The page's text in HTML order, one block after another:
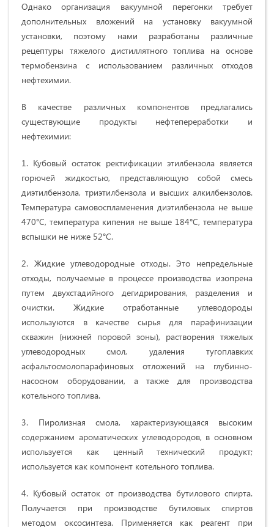
Однако организация вакуумной перегонки требует
дополнительных вложений на установку вакуумной
установки, поэтому нами разработаны различные
рецептуры тяжелого дистиллятного топлива на основе
термобензина с использованием различных отходов
нефтехимии.
В качестве различных компонентов предлагались
существующие продукты нефтепереработки и
нефтехимии:
1. Кубовый остаток ректификации этилбензола является
горючей жидкостью, представляющую собой смесь
диэтилбензола, триэтилбензола и высших алкилбензолов.
Температура самовоспламенения диэтилбензола не выше
470°С, температура кипения не выше 184°С, температура
вспышки не ниже 52°С.
2. Жидкие углеводородные отходы. Это непредельные
отходы, получаемые в процессе производства изопрена
путем двухстадийного дегидрирования, разделения и
очистки. Жидкие отработанные углеводороды
используются в качестве сырья для парафинизации
скважин (нижней поровой зоны), растворения тяжелых
углеводородных смол, удаления тугоплавких
асфальтосмолопарафиновых отложений на глубинно-
насосном оборудовании, а также для производства
котельного топлива.
3. Пиролизная смола, характеризующаяся высоким
содержанием ароматических углеводородов, в основном
используется как ценный технический продукт;
используется как компонент котельного топлива.
4. Кубовый остаток от производства бутилового спирта.
Получается при производстве бутиловых спиртов
методом оксосинтеза. Применяется как реагент при